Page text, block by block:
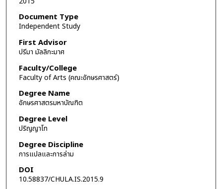
Document Type
Independent Study
First Advisor
ปรีมา มัลลิกะมาศ
Faculty/College
Faculty of Arts (คณะอักษรศาสตร์)
Degree Name
อักษรศาสตรมหาบัณฑิต
Degree Level
ปริญญาโท
Degree Discipline
การแปลและการล่าม
DOI
10.58837/CHULA.IS.2015.9